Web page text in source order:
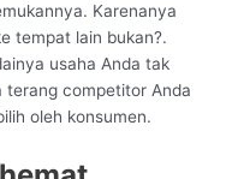
Karenanya
tempat lain bukan?.
usaha Anda tak
terang competitor Anda
oleh konsumen.